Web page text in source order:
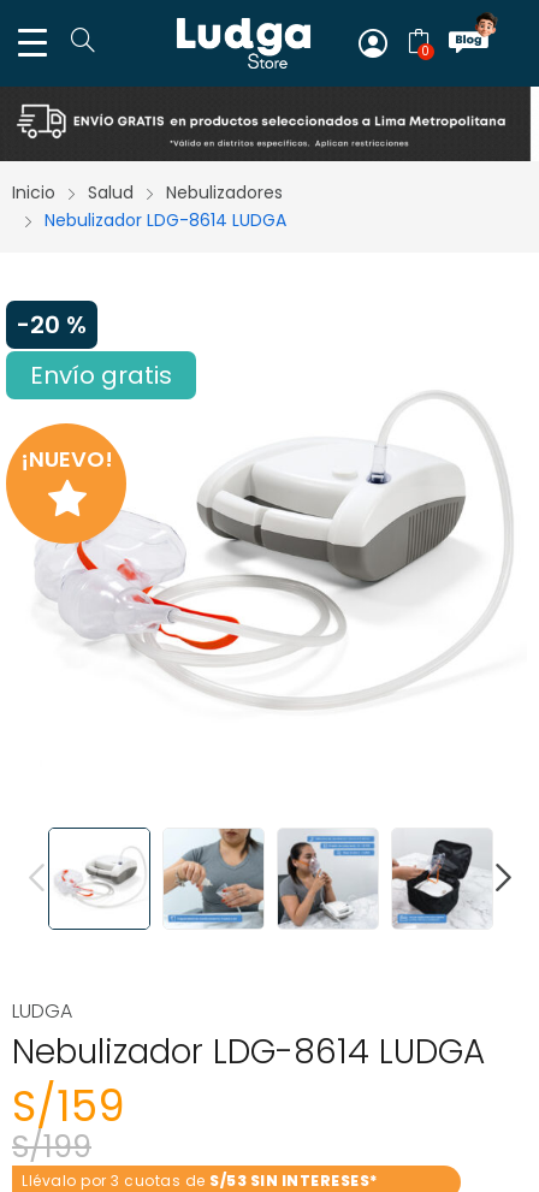
0
Inicio Salud
Nebulizadores
Nebulizador LDG-8614 LUDGA
-20 %
Envío gratis
¡NUEVO!
PREVIOUS NEXT
LUDGA
Nebulizador LDG-8614 LUDGA
S/199
S/159
Llévalo por 3 cuotas de S/53 SIN INTERESES*